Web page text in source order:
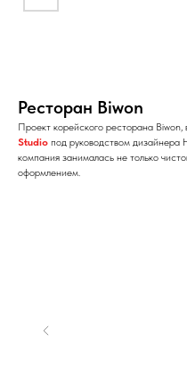
Ресторан Biwon
Проект корейского ресторана
Studio под руководством дизайнера
компания занималась не только
оформлением.